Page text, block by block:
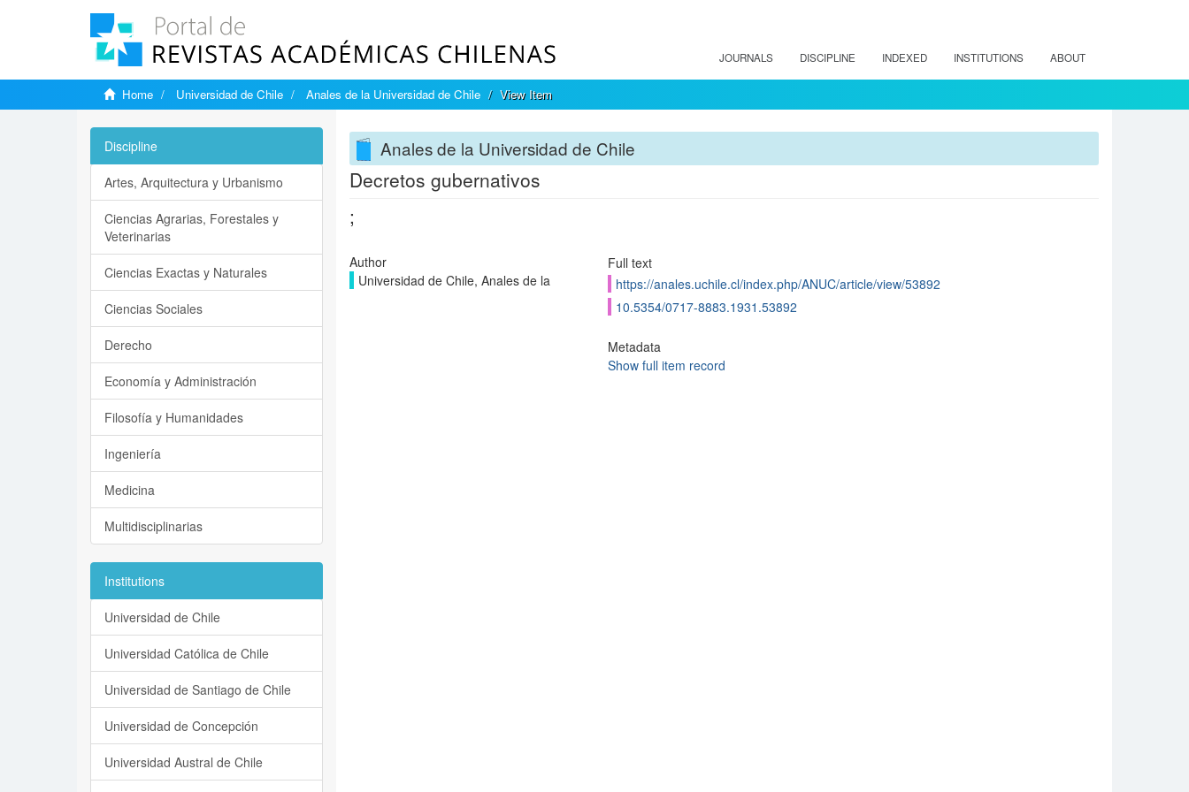
JOURNALS DISCIPLINE INDEXED INSTITUTIONS ABOUT
Home Universidad de Chile Anales de la Universidad de Chile View Item
Anales de la Universidad de Chile
Decretos gubernativos
;
Author
Universidad de Chile, Anales de la
Full text
https://anales.uchile.cl/index.php/ANUC/article/view/53892
10.5354/0717-8883.1931.53892
Metadata
Show full item record
Discipline
Artes, Arquitectura y Urbanismo
Ciencias Agrarias, Forestales y
Veterinarias
Ciencias Exactas y Naturales
Ciencias Sociales
Derecho
Economía y Administración
Filosofía y Humanidades
Ingeniería
Medicina
Multidisciplinarias
Institutions
Universidad de Chile
Universidad Católica de Chile
Universidad de Santiago de Chile
Universidad de Concepción
Universidad Austral de Chile